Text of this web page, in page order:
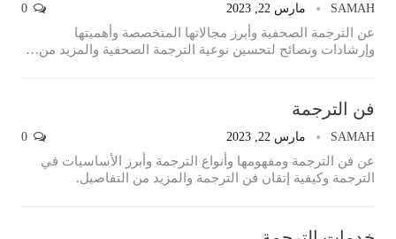
SAMAH مارس 22, 2023
عن الترجمة الصحفية وأبرز مجالاتها المتخصصة وأهميتها
وإرشادات ونصائح لتحسين نوعية الترجمة الصحفية والمزيد من…
فن الترجمة
SAMAH مارس 22, 2023
عن فن الترجمة ومفهومها وأنواع الترجمة وأبرز الأساسيات في
الترجمة وكيفية إتقان فن الترجمة والمزيد من التفاصيل.